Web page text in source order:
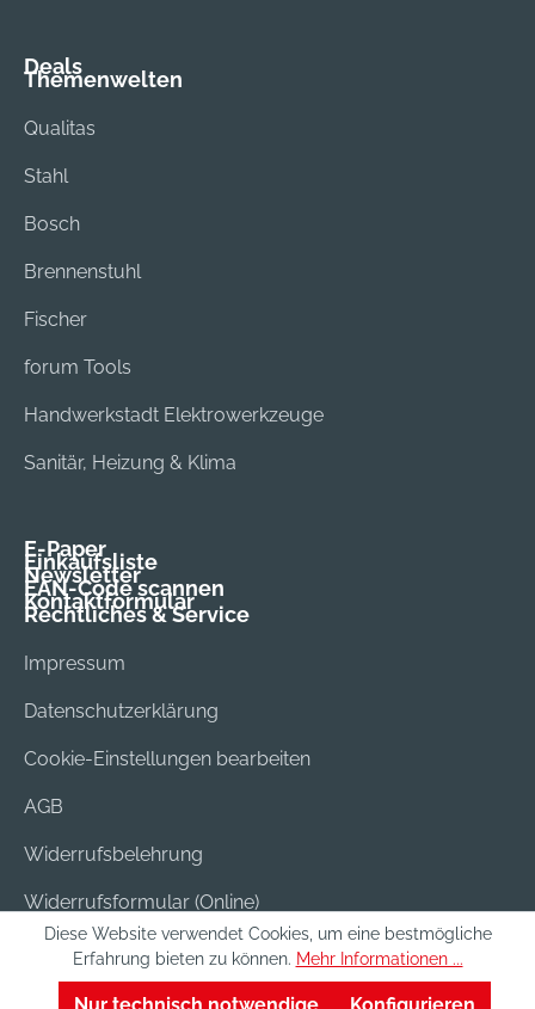
Deals
Themenwelten
Qualitas
Stahl
Bosch
Brennenstuhl
Fischer
forum Tools
Handwerkstadt Elektrowerkzeuge
Sanitär, Heizung & Klima
E-Paper
Einkaufsliste
Newsletter
EAN-Code scannen
Kontaktformular
Rechtliches & Service
Impressum
Datenschutzerklärung
Cookie-Einstellungen bearbeiten
AGB
Widerrufsbelehrung
Widerrufsformular (Online)
Versand & Bezahlung
Batterieentsorgung
Diese Website verwendet Cookies, um eine bestmögliche
Erfahrung bieten zu können. Mehr Informationen ...